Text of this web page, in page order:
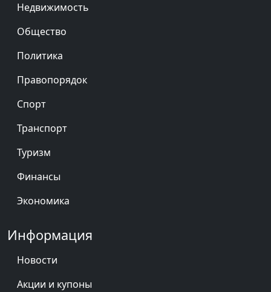
Недвижимость
Общество
Политика
Правопорядок
Спорт
Транспорт
Туризм
Финансы
Экономика
Информация
Новости
Акции и купоны